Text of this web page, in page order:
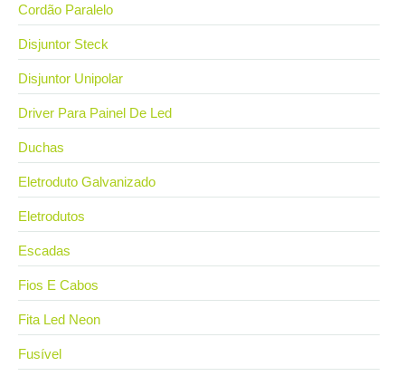
Cordão Paralelo
Disjuntor Steck
Disjuntor Unipolar
Driver Para Painel De Led
Duchas
Eletroduto Galvanizado
Eletrodutos
Escadas
Fios E Cabos
Fita Led Neon
Fusível